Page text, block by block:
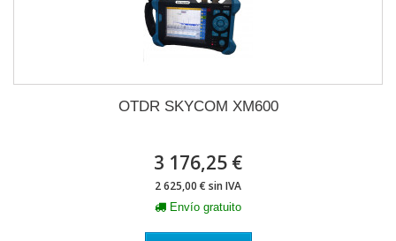
OTDR SKYCOM XM600
3 176,25 €
2 625,00 € sin IVA
Envío gratuito